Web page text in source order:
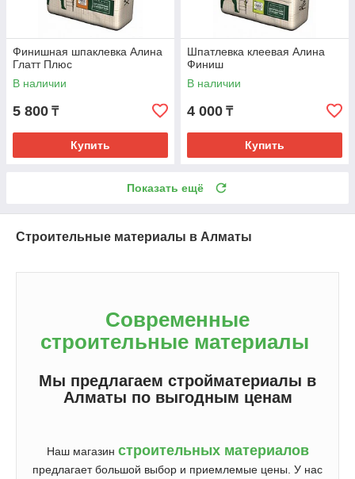
Финишная шпаклевка Алина
Глатт Плюс
В наличии
5 800 ₸
Купить
Шпатлевка клеевая Алина
Финиш
В наличии
4 000 ₸
Купить
Показать ещё
Строительные материалы в Алматы
Современные
строительные материалы
Мы предлагаем стройматериалы в
Алматы по выгодным ценам
Наш магазин строительных материалов
предлагает большой выбор и приемлемые цены. У нас